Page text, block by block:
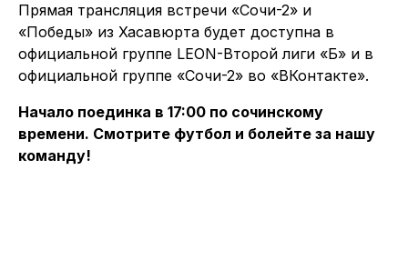
Прямая трансляция встречи «Сочи-2» и
«Победы» из Хасавюрта будет доступна в
официальной группе LEON-Второй лиги «Б» и в
официальной группе «Сочи-2» во «ВКонтакте».
Начало поединка в 17:00 по сочинскому
времени. Смотрите футбол и болейте за нашу
команду!